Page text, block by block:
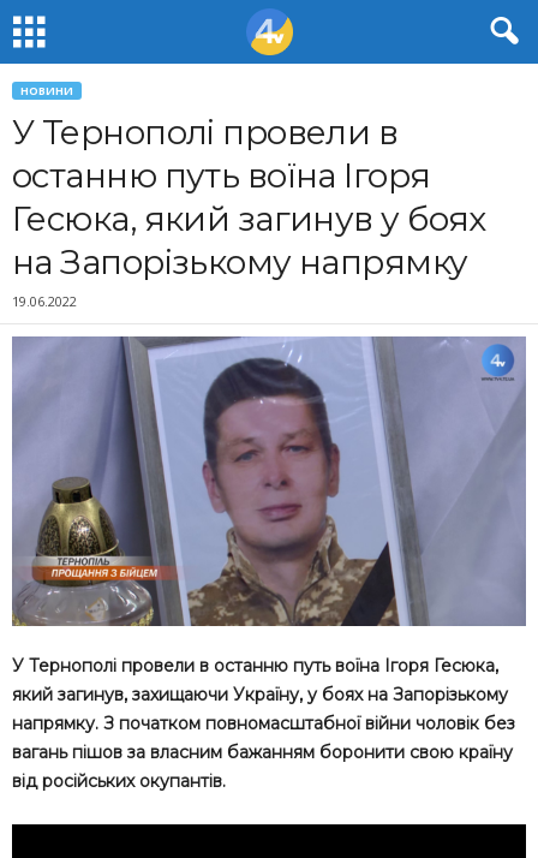
НОВИНИ
У Тернополі провели в
останню путь воїна Ігоря
Гесюка, який загинув у боях
на Запорізькому напрямку
19.06.2022
У Тернополі провели в останню путь воїна Ігоря Гесюка,
який загинув, захищаючи Україну, у боях на Запорізькому
напрямку. З початком повномасштабної війни чоловік без
вагань пішов за власним бажанням боронити свою країну
від російських окупантів.